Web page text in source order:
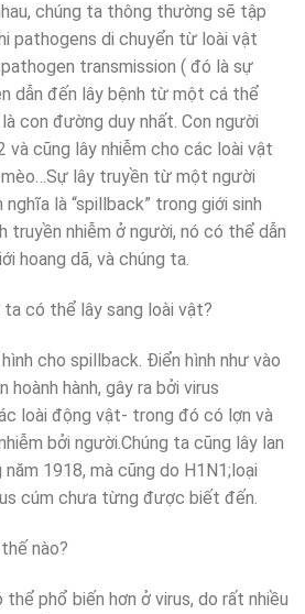
chúng ta thông thường sẽ tập
pathogens di chuyển từ loài vật
transmission ( đó là sự
dẫn đến lây bệnh từ một cá thể
con đường duy nhất. Con người
và cũng lây nhiễm cho các loài vật
mèo…Sự lây truyền từ một người
là “spillback” trong giới sinh
truyền nhiễm ở người, nó có thể dẫn
hoang dã, và chúng ta.
ta có thể lây sang loài vật?
cho spillback. Điển hình như vào
hoành hành, gây ra bởi virus
loài động vật- trong đó có lợn và
bởi người.Chúng ta cũng lây lan
1918, mà cũng do H1N1;loại
cúm chưa từng được biết đến.
nào?
phổ biến hơn ở virus, do rất nhiều